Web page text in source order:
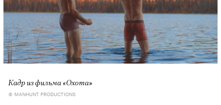
Кадр из фильма «Охота»
© MANHUNT PRODUCTIONS